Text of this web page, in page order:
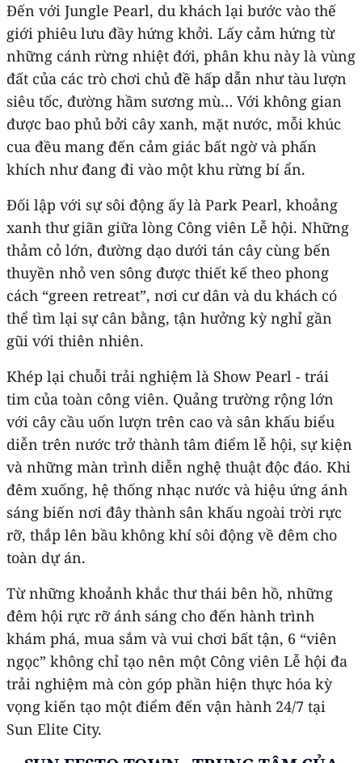
Đến với Jungle Pearl, du khách lại bước vào thế
giới phiêu lưu đầy hứng khởi. Lấy cảm hứng từ
những cánh rừng nhiệt đới, phân khu này là vùng
đất của các trò chơi chủ đề hấp dẫn như tàu lượn
siêu tốc, đường hầm sương mù… Với không gian
được bao phủ bởi cây xanh, mặt nước, mỗi khúc
cua đều mang đến cảm giác bất ngờ và phấn
khích như đang đi vào một khu rừng bí ẩn.
Đối lập với sự sôi động ấy là Park Pearl, khoảng
xanh thư giãn giữa lòng Công viên Lễ hội. Những
thảm cỏ lớn, đường dạo dưới tán cây cùng bến
thuyền nhỏ ven sông được thiết kế theo phong
cách “green retreat”, nơi cư dân và du khách có
thể tìm lại sự cân bằng, tận hưởng kỳ nghỉ gần
gũi với thiên nhiên.
Khép lại chuỗi trải nghiệm là Show Pearl - trái
tim của toàn công viên. Quảng trường rộng lớn
với cây cầu uốn lượn trên cao và sân khấu biểu
diễn trên nước trở thành tâm điểm lễ hội, sự kiện
và những màn trình diễn nghệ thuật độc đáo. Khi
đêm xuống, hệ thống nhạc nước và hiệu ứng ánh
sáng biến nơi đây thành sân khấu ngoài trời rực
rỡ, thắp lên bầu không khí sôi động về đêm cho
toàn dự án.
Từ những khoảnh khắc thư thái bên hồ, những
đêm hội rực rỡ ánh sáng cho đến hành trình
khám phá, mua sắm và vui chơi bất tận, 6 “viên
ngọc” không chỉ tạo nên một Công viên Lễ hội đa
trải nghiệm mà còn góp phần hiện thực hóa kỳ
vọng kiến tạo một điểm đến vận hành 24/7 tại
Sun Elite City.